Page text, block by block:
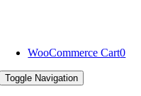
WooCommerce Cart0
Toggle Navigation